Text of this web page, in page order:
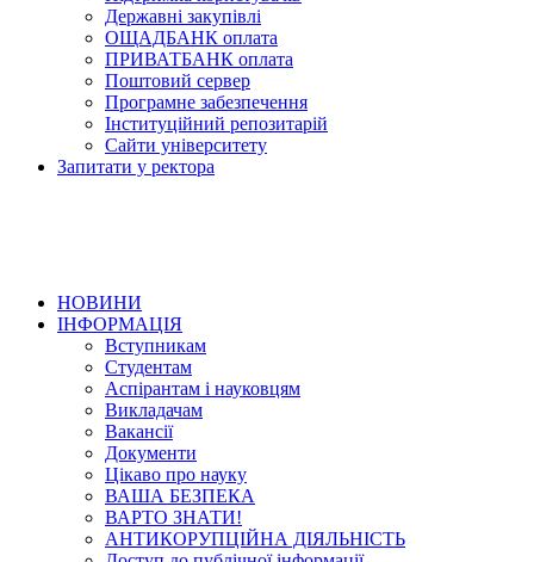
Державні закупівлі
ОЩАДБАНК оплата
ПРИВАТБАНК оплата
Поштовий сервер
Програмне забезпечення
Інституційний репозитарій
Сайти університету
Запитати у ректора
НОВИНИ
ІНФОРМАЦІЯ
Вступникам
Студентам
Аспірантам і науковцям
Викладачам
Вакансії
Документи
Цікаво про науку
ВАША БЕЗПЕКА
ВАРТО ЗНАТИ!
АНТИКОРУПЦІЙНА ДІЯЛЬНІСТЬ